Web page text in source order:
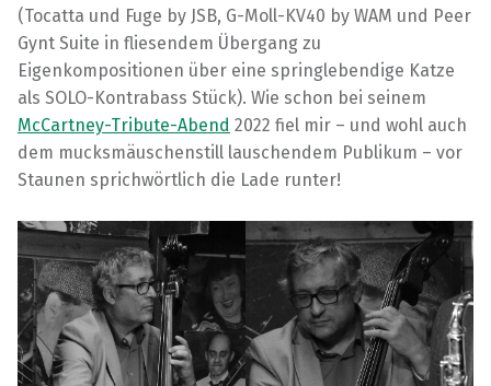
(Tocatta und Fuge by JSB, G-Moll-KV40 by WAM und Peer
Gynt Suite in fliesendem Übergang zu
Eigenkompositionen über eine springlebendige Katze
als SOLO-Kontrabass Stück). Wie schon bei seinem
McCartney-Tribute-Abend 2022 fiel mir – und wohl auch
dem mucksmäuschenstill lauschendem Publikum – vor
Staunen sprichwörtlich die Lade runter!